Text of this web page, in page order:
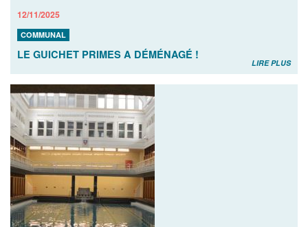
12/11/2025
COMMUNAL
LE GUICHET PRIMES A DÉMÉNAGÉ !
LIRE PLUS